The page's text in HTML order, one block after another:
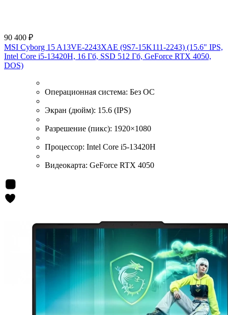
90 400 ₽
MSI Cyborg 15 A13VE-2243XAE (9S7-15K111-2243) (15.6" IPS,
Intel Core i5-13420H, 16 Гб, SSD 512 Гб, GeForce RTX 4050,
DOS)
Операционная система: Без ОС
Экран (дюйм): 15.6 (IPS)
Разрешение (пикс): 1920×1080
Процессор: Intel Core i5-13420H
Видеокарта: GeForce RTX 4050